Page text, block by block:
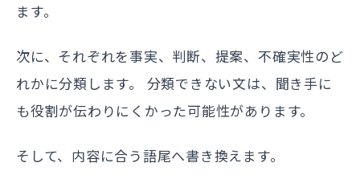
ます。
次に、それぞれを事実、判断、提案、不確実性のど
れかに分類します。 分類できない文は、聞き手に
も役割が伝わりにくかった可能性があります。
そして、内容に合う語尾へ書き換えます。